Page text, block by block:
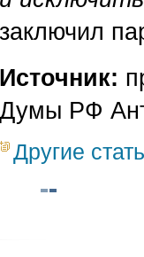
заключил
Источник:
Думы РФ
Другие